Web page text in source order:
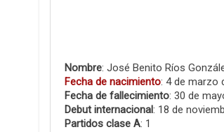
Nombre: José Benito Ríos
Fecha de nacimiento: 4 de marzo
Fecha de fallecimiento: 30 de
Debut internacional: 18 de
Partidos clase A: 1